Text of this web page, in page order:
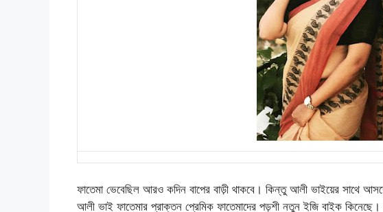
ফাতেমা ভেবেছিল আরও কদিন বাপের বাড়ী থাকবে। কিন্তু আলী ভাইয়ের সাথে
আলী ভাই ফাতেমার প্রাক্তন প্রেমিক ফাতেমাদের পড়শী নতুন ইজি বাইক